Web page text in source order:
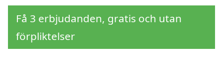
Få 3 erbjudanden, gratis och utan
förpliktelser